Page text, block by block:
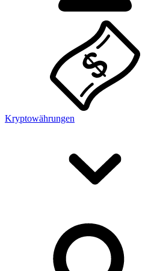
Kryptowährungen